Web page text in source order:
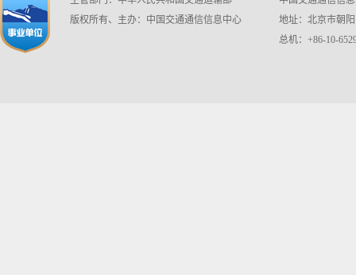
版权所有、主办：中国交通通信信息中心
地址：北京市朝
总机：+86-10-